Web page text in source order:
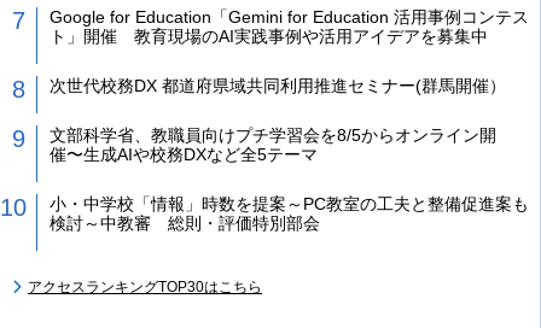
Google for Education「Gemini for Education 活用事例コンテス
ト」開催 教育現場のAI実践事例や活用アイデアを募集中
次世代校務DX 都道府県域共同利用推進セミナー(群馬開催）
文部科学省、教職員向けプチ学習会を8/5からオンライン開
催〜生成AIや校務DXなど全5テーマ
小・中学校「情報」時数を提案～PC教室の工夫と整備促進案も
検討～中教審 総則・評価特別部会
アクセスランキングTOP30はこちら